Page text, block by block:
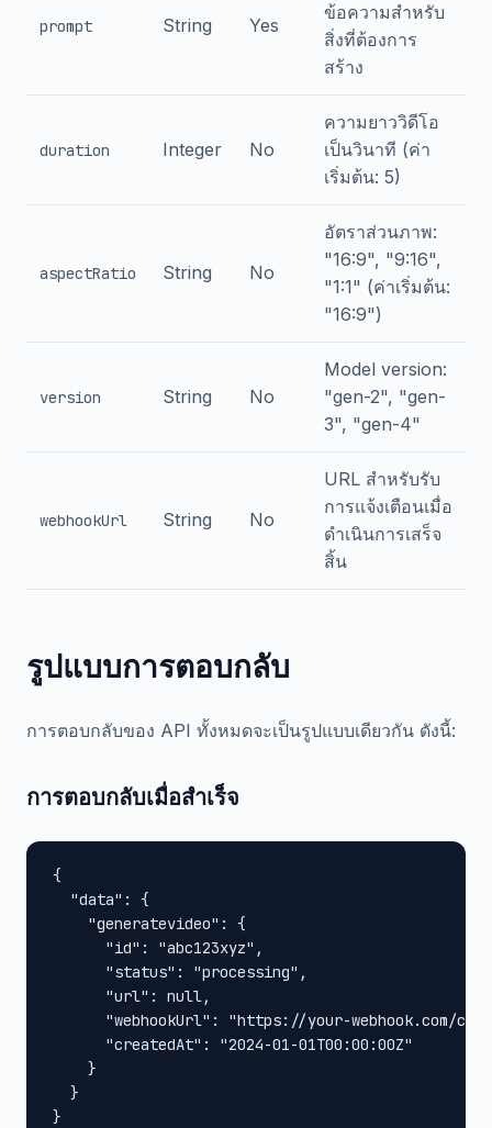
prompt String Yes
ข้อความสำหรับ
สิ่งที่ต้องการ
สร้าง
duration Integer No
ความยาววิดีโอ
เป็นวินาที (ค่า
เริ่มต้น: 5)
aspectRatio String No
อัตราส่วนภาพ:
"16:9", "9:16",
"1:1" (ค่าเริ่มต้น:
"16:9")
version String No
Model version:
"gen-2", "gen-
3", "gen-4"
webhookUrl String No
URL สำหรับรับ
การแจ้งเตือนเมื่อ
ดำเนินการเสร็จ
สิ้น
รูปแบบการตอบกลับ
การตอบกลับของ API ทั้งหมดจะเป็นรูปแบบเดียวกัน ดังนี้:
การตอบกลับเมื่อสำเร็จ
{
  "data": {
    "generatevideo": {
      "id": "abc123xyz",
      "status": "processing",
      "url": null,
"webhookUrl": "https://your-webhook.com/
      "createdAt": "2024-01-01T00:00:00Z"
    }
  }
}